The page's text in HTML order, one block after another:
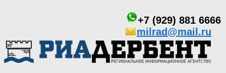
+7 (929) 881 6666
milrad@mail.ru